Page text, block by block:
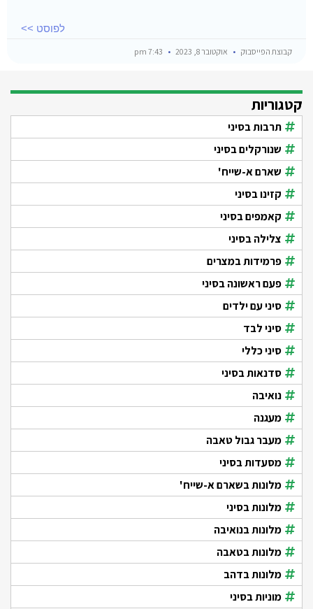
לפוסט >>
קבוצת הפייסבוק אוקטובר 8, 2023
קטגוריות
תרבות בסיני
שנורקלים בסיני
שארם א-שייח'
קזינו בסיני
קאמפים בסיני
צלילה בסיני
פרמידות במצרים
פעם ראשונה בסיני
סיני עם ילדים
סיני לבד
סיני כללי
סדנאות בסיני
נואיבה
מעגנה
מעבר גבול טאבה
מסעדות בסיני
מלונות בשארם א-שייח'
מלונות בסיני
מלונות בנואיבה
מלונות בטאבה
מלונות בדהב
מוניות בסיני